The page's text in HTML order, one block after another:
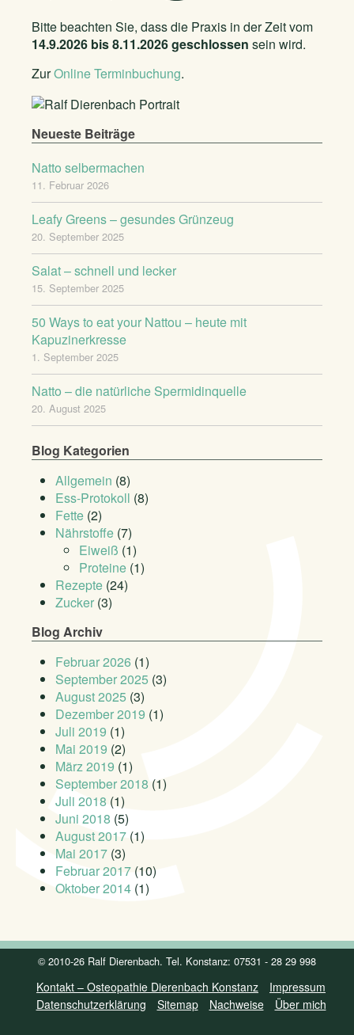
Bitte beachten Sie, dass die Praxis in der Zeit vom
14.9.2026 bis 8.11.2026 geschlossen sein wird.
ZurOnline Terminbuchung.
Neueste Beiträge
Natto selbermachen
11. Februar 2026
Leafy Greens – gesundes Grünzeug
20. September 2025
Salat – schnell und lecker
15. September 2025
50 Ways to eat your Nattou – heute mit
Kapuzinerkresse
1. September 2025
Natto – die natürliche Spermidinquelle
20. August 2025
Blog Kategorien
Allgemein (8)
Ess-Protokoll (8)
Fette (2)
Nährstoffe (7)
Eiweiß (1)
Proteine (1)
Rezepte (24)
Zucker (3)
Blog Archiv
Februar 2026 (1)
September 2025 (3)
August 2025 (3)
Dezember 2019 (1)
Juli 2019 (1)
Mai 2019 (2)
März 2019 (1)
September 2018 (1)
Juli 2018 (1)
Juni 2018 (5)
August 2017 (1)
Mai 2017 (3)
Februar 2017 (10)
Oktober 2014 (1)
© 2010-26 Ralf Dierenbach. Tel. Konstanz: 07531 - 28 29 998
Kontakt – Osteopathie Dierenbach Konstanz
Impressum
Datenschutzerklärung
Sitemap Nachweise Über mich